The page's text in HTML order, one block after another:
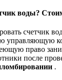
воды?
счетчик
управляющую
право
после
.